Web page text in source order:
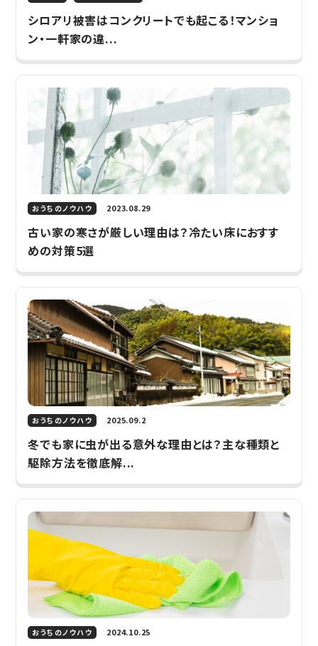
シロアリ被害はコンクリートでも起こる！マンショ
ン・一軒家の違...
おうちのノウハウ 2023.08.29
古い家の寒さが厳しい理由は？冷たい床におすす
めの対策5選
おうちのノウハウ 2025.09.2
冬でも家に虫が出る意外な理由とは？主な種類と
駆除方法を徹底解...
おうちのノウハウ 2024.10.25